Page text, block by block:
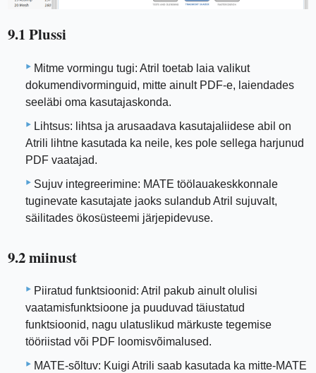
9.1 Plussi
Mitme vormingu tugi: Atril toetab laia valikut
dokumendivorminguid, mitte ainult PDF-e, laiendades
seeläbi oma kasutajaskonda.
Lihtsus: lihtsa ja arusaadava kasutajaliidese abil on
Atrili lihtne kasutada ka neile, kes pole sellega harjunud
PDF vaatajad.
Sujuv integreerimine: MATE töölauakeskkonnale
tuginevate kasutajate jaoks sulandub Atril sujuvalt,
säilitades ökosüsteemi järjepidevuse.
9.2 miinust
Piiratud funktsioonid: Atril pakub ainult olulisi
vaatamisfunktsioone ja puuduvad täiustatud
funktsioonid, nagu ulatuslikud märkuste tegemise
tööriistad või PDF loomisvõimalused.
MATE-sõltuv: Kuigi Atrili saab kasutada ka mitte-MATE